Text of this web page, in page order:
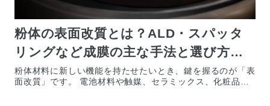
粉体の表面改質とは？ALD・スパッタ
リングなど成膜の主な手法と選び方を
解説
粉体材料に新しい機能を持たせたいとき、鍵を握るのが「表
面改質」です。 電池材料や触媒、セラミックス、化粧品原